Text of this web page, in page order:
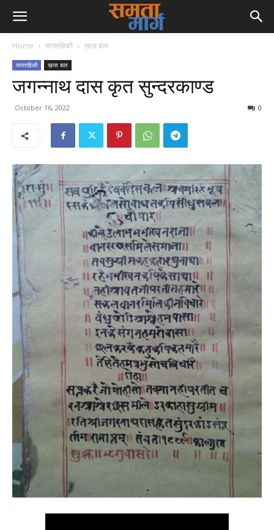
Home साप्ताहिकी ख़ास बात
साप्ताहिकी ख़ास बात
जगन्नाथ दास कृत सुन्दरकाण्ड
October 16, 2022 0